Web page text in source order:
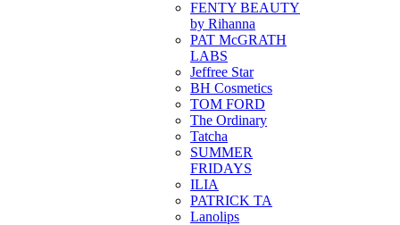
FENTY BEAUTY
by Rihanna
PAT McGRATH
LABS
Jeffree Star
BH Cosmetics
TOM FORD
The Ordinary
Tatcha
SUMMER
FRIDAYS
ILIA
PATRICK TA
Lanolips